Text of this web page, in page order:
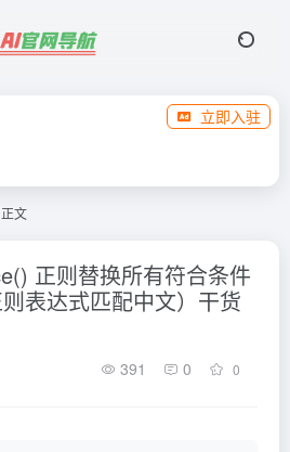
立即入驻
正文
正则替换所有符合条件
表达式匹配中文）干货
391 0 0